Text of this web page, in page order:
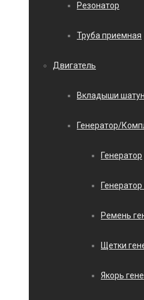
Резонатор
Труба приемная
Двигатель
Вкладыши шатун
Генератор/
Генератор
Ремень
Щетки
Якорь